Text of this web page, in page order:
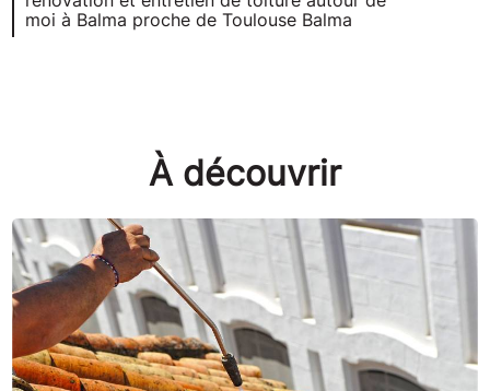
moi à Balma proche de Toulouse Balma
À découvrir